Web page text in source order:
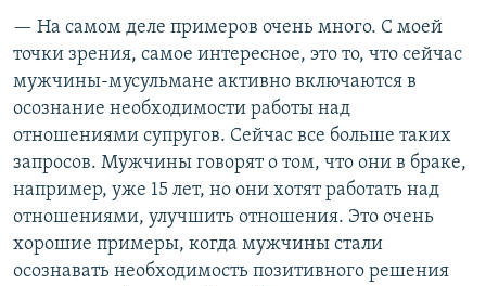
— На самом деле примеров очень много. С моей
точки зрения, самое интересное, это то, что сейчас
мужчины-мусульмане активно включаются в
осознание необходимости работы над
отношениями супругов. Сейчас все больше таких
запросов. Мужчины говорят о том, что они в браке,
например, уже 15 лет, но они хотят работать над
отношениями, улучшить отношения. Это очень
хорошие примеры, когда мужчины стали
осознавать необходимость позитивного решения